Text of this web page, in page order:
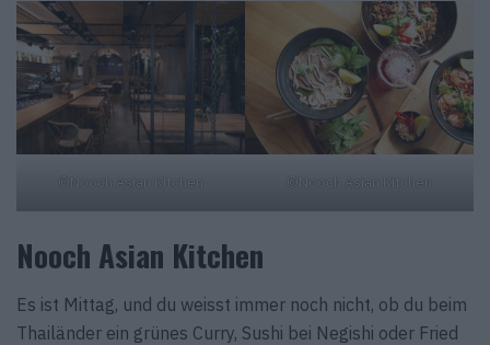
©Nooch Asian Kitchen ©Nooch Asian Kitchen
Nooch Asian Kitchen
Es ist Mittag, und du weisst immer noch nicht, ob du beim
Thailänder ein grünes Curry, Sushi bei Negishi oder Fried